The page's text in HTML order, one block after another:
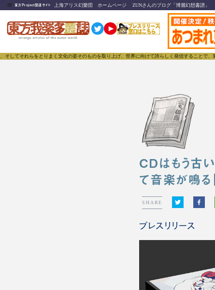
🍺 東方Project関連サイト 上海アリス幻樂団 ホームページ ZUNさんのブログ「博麗幻想書譜」
りまく文化の姿そのものを取り上げ、世界に向けて誇らしく発信することで、東方Projectの
CDはもう古
て音楽が鳴
SHARE
プレスリリース